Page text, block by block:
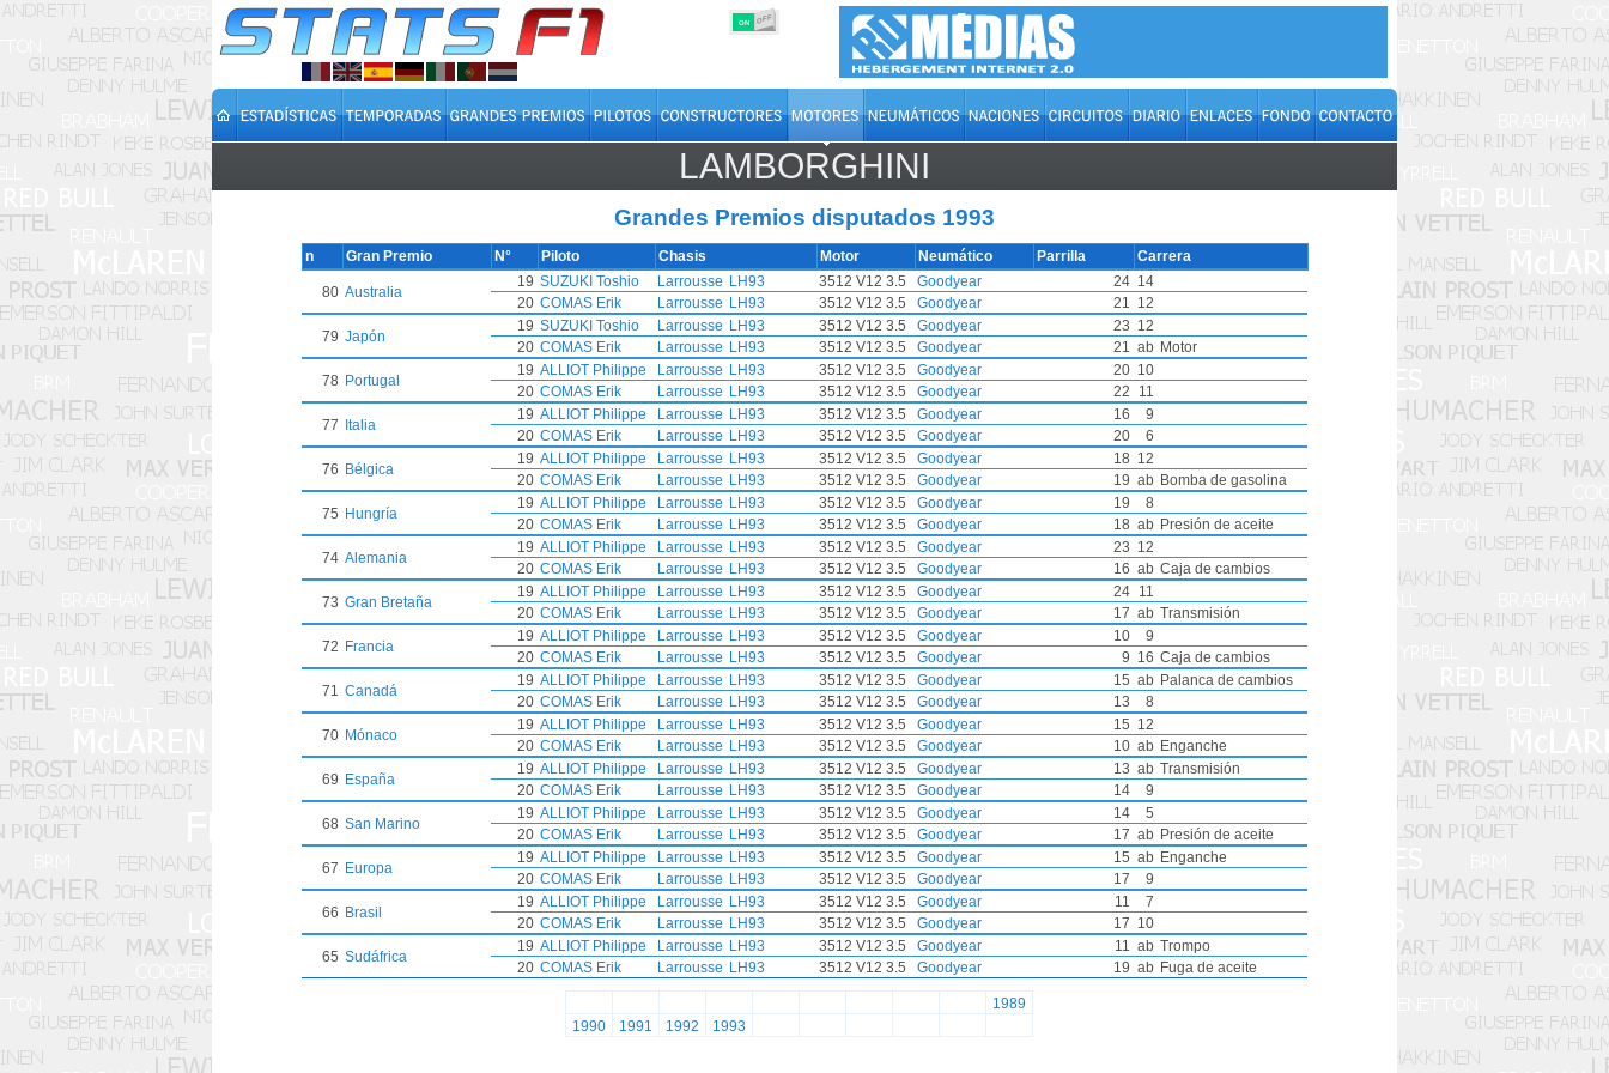
ON OFF
LAMBORGHINI
Grandes Premios disputados 1993
n Gran Premio N° Piloto Chasis Motor Neumático Parrilla Carrera
80 Australia
19 SUZUKI Toshio Larrousse LH93 3512 V12 3.5 Goodyear 24 14
20 COMAS Erik Larrousse LH93 3512 V12 3.5 Goodyear 21 12
79 Japón
19 SUZUKI Toshio Larrousse LH93 3512 V12 3.5 Goodyear 23 12
20 COMAS Erik Larrousse LH93 3512 V12 3.5 Goodyear 21 ab Motor
78 Portugal
19 ALLIOT Philippe Larrousse LH93 3512 V12 3.5 Goodyear 20 10
20 COMAS Erik Larrousse LH93 3512 V12 3.5 Goodyear 22
11
77
Italia
19 ALLIOT Philippe Larrousse LH93 3512 V12 3.5 Goodyear 16
9
20 COMAS Erik Larrousse LH93 3512 V12 3.5 Goodyear 20
6
76 Bélgica
19 ALLIOT Philippe Larrousse LH93 3512 V12 3.5 Goodyear 18 12
20 COMAS Erik Larrousse LH93 3512 V12 3.5 Goodyear 19 ab Bomba de gasolina
75 Hungría
19 ALLIOT Philippe Larrousse LH93 3512 V12 3.5 Goodyear 19
8
20 COMAS Erik Larrousse LH93 3512 V12 3.5 Goodyear 18 ab Presión de aceite
74 Alemania
19 ALLIOT Philippe Larrousse LH93 3512 V12 3.5 Goodyear 23 12
20 COMAS Erik Larrousse LH93 3512 V12 3.5 Goodyear 16 ab Caja de cambios
73 Gran Bretaña
19 ALLIOT Philippe Larrousse LH93 3512 V12 3.5 Goodyear 24
11
20 COMAS Erik Larrousse LH93 3512 V12 3.5 Goodyear 17 ab Transmisión
72 Francia
19 ALLIOT Philippe Larrousse LH93 3512 V12 3.5 Goodyear 10
9
20 COMAS Erik Larrousse LH93 3512 V12 3.5 Goodyear 9 16 Caja de cambios
71 Canadá
19 ALLIOT Philippe Larrousse LH93 3512 V12 3.5 Goodyear 15 ab Palanca de cambios
20 COMAS Erik Larrousse LH93 3512 V12 3.5 Goodyear 13
8
70 Mónaco
19 ALLIOT Philippe Larrousse LH93 3512 V12 3.5 Goodyear 15 12
20 COMAS Erik Larrousse LH93 3512 V12 3.5 Goodyear 10 ab Enganche
69 España
19 ALLIOT Philippe Larrousse LH93 3512 V12 3.5 Goodyear 13 ab Transmisión
20 COMAS Erik Larrousse LH93 3512 V12 3.5 Goodyear 14
9
68 San Marino
19 ALLIOT Philippe Larrousse LH93 3512 V12 3.5 Goodyear 14
5
20 COMAS Erik Larrousse LH93 3512 V12 3.5 Goodyear 17 ab Presión de aceite
67 Europa
19 ALLIOT Philippe Larrousse LH93 3512 V12 3.5 Goodyear 15 ab Enganche
20 COMAS Erik Larrousse LH93 3512 V12 3.5 Goodyear 17
9
66 Brasil
19 ALLIOT Philippe Larrousse LH93 3512 V12 3.5 Goodyear 11
7
20 COMAS Erik Larrousse LH93 3512 V12 3.5 Goodyear 17 10
65 Sudáfrica
19 ALLIOT Philippe Larrousse LH93 3512 V12 3.5 Goodyear 11 ab Trompo
20 COMAS Erik Larrousse LH93 3512 V12 3.5 Goodyear 19 ab Fuga de aceite
1989
1990
1991 1992 1993